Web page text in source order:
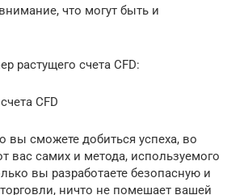
что могут быть и
растущего счета CFD:
CFD
вы сможете добиться успеха, во
вас самих и метода, используемого
вы разработаете безопасную и
ничто не помешает вашей